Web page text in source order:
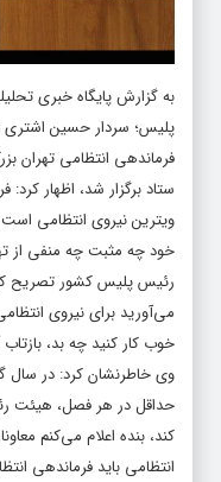
به گزارش پایگاه خبری
پلیس؛ سردار حسین
فرماندهی انتظامی تهران
ستاد برگزار شد، اظهار
ویترین نیروی انتظامی
خود چه مثبت چه منفی از
رئیس پلیس کشور تصریح
می‌آورید برای نیروی
خوب کار کنید چه بد،
وی خاطرنشان کرد: در سال
حداقل در هر فصل، هیئت
کند، بنده اعلام می‌کنم
انتظامی باید فرماندهی
دهند چرا که تهران بزرگ